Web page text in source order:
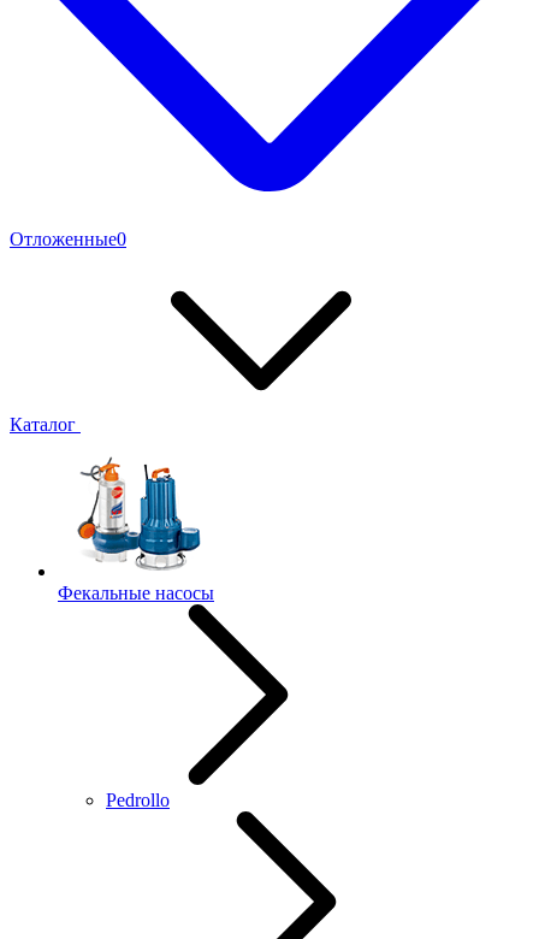
Отложенные0
Каталог
Фекальные насосы
Pedrollo